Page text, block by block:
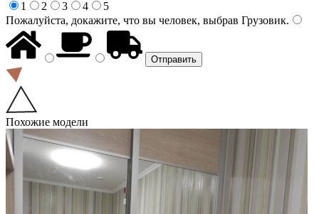
1
2 3 4
5
Пожалуйста, докажите, что вы человек, выбрав Грузовик.
Похожие модели